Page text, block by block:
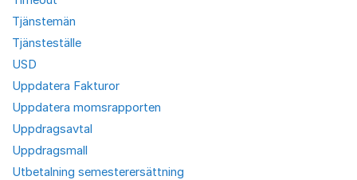
Tjänstemän
Tjänsteställe
USD
Uppdatera Fakturor
Uppdatera momsrapporten
Uppdragsavtal
Uppdragsmall
Utbetalning semesterersättning